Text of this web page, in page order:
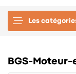
Les
BGS-